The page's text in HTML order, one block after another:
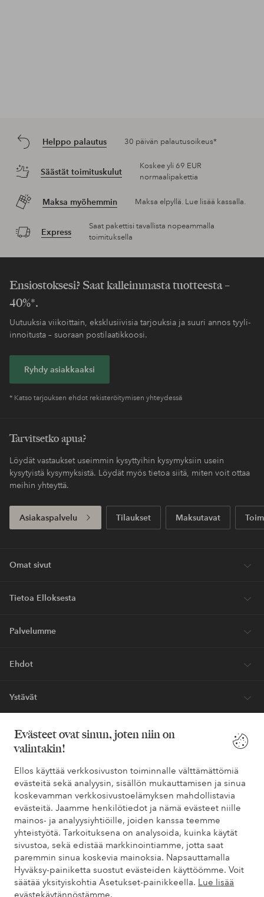
Evästeet ovat sinun, joten niin on
valintakin!
Ellos käyttää verkkosivuston toiminnalle välttämättömiä
evästeitä sekä analyysin, sisällön mukauttamisen ja sinua
koskevamman verkkosivustoelämyksen mahdollistavia
evästeitä. Jaamme henkilötiedot ja nämä evästeet niille
mainos- ja analyysiyhtiöille, joiden kanssa teemme
yhteistyötä. Tarkoituksena on analysoida, kuinka käytät
sivustoa, sekä edistää markkinointiamme, jotta saat
paremmin sinua koskevia mainoksia. Napsauttamalla
Hyväksy-painiketta suostut evästeiden käyttöömme. Voit
säätää yksityiskohtia Asetukset-painikkeella. Lue lisää
evästekäytännöstämme.
Helppo palautus 30 päivän palautusoikeus*
Säästät toimituskulut
Koskee yli 69 EUR
normaalipakettia
Maksa myöhemmin Maksa elpyllä. Lue lisää kassalla.
Express
Saat pakettisi tavallista nopeammalla
toimituksella
Ensiostoksesi? Saat kalleimmasta tuotteesta –
40%*.
Uutuuksia viikoittain, eksklusiivisia tarjouksia ja suuri annos tyyli-
innoitusta – suoraan postilaatikkoosi.
Ryhdy asiakkaaksi
* Katso tarjouksen ehdot rekisteröitymisen yhteydessä
Tarvitsetko apua?
Löydät vastaukset useimmin kysyttyihin kysymyksiin usein
kysytyistä kysymyksistä. Löydät myös tietoa siitä, miten voit ottaa
meihin yhteyttä.
Asiakaspalvelu Tilaukset Maksutavat
Omat sivut
Tietoa Elloksesta
Palvelumme
Ehdot
Ystävät
Turvalliset maksut – maksa nyt tai erissä
Haluatko tietää
lisää maksuvaihtoehdoistamme
elpy elpy
Suomi - Valitse maa
Facebook Instagram Pinterest Youtube